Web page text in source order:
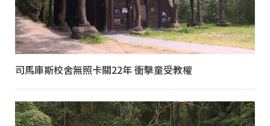
司馬庫斯校舍無照卡關22年 衝擊童受教權